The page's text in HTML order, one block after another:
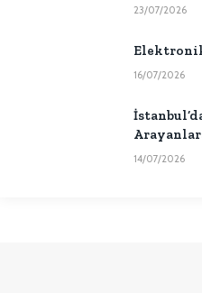
23/07/2026
16/07/2026
14/07/2026